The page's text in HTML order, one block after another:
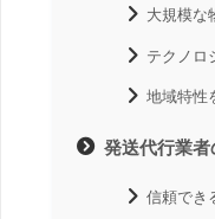
大規模な
テクノロ
地域特性
発送代行業
信頼でき